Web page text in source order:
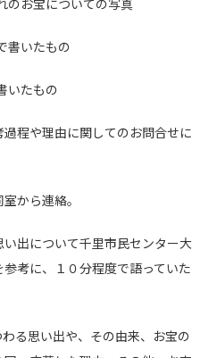
のお宝についての写真
書いたもの
いたもの
程や理由に関してのお問合せに
から連絡。
出について千里市民センター大
考に、１０分程度で語っていた
る思い出や、その由来、お宝の